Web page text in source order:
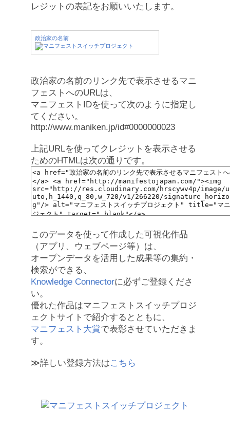
レジットの表記をお願いいたします。
政治家の名前
政治家の名前のリンク先で表示させるマニ
フェストへのURLは、
マニフェストIDを使って次のように指定し
てください。
http://www.maniken.jp/id#0000000023
上記URLを使ってクレジットを表示させる
ためのHTMLは次の通りです。
このデータを使って作成した可視化作品
（アプリ、ウェブページ等）は、
オープンデータを活用した成果等の集約・
検索ができる、
Knowledge Connectorに必ずご登録くださ
い。
優れた作品はマニフェストスイッチプロジ
ェクトサイトで紹介するとともに、
マニフェスト大賞で表彰させていただきま
す。
≫詳しい登録方法はこちら